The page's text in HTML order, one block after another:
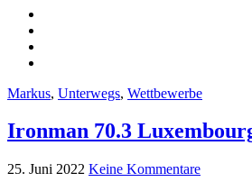
Markus, Unterwegs, Wettbewerbe
Ironman 70.3
25. Juni 2022 Keine Kommentare